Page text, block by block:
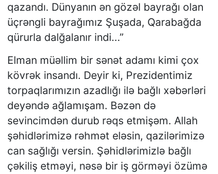
qazandı. Dünyanın ən gözəl bayrağı olan
üçrəngli bayrağımız Şuşada, Qarabağda
qürurla dalğalanır indi...”
Elman müəllim bir sənət adamı kimi çox
kövrək insandı. Deyir ki, Prezidentimiz
torpaqlarımızın azadlığı ilə bağlı xəbərləri
deyəndə ağlamışam. Bəzən də
sevincimdən durub rəqs etmişəm. Allah
şəhidlərimizə rəhmət eləsin, qazilərimizə
can sağlığı versin. Şəhidlərimizlə bağlı
çəkiliş etməyi, nəsə bir iş görməyi özümə